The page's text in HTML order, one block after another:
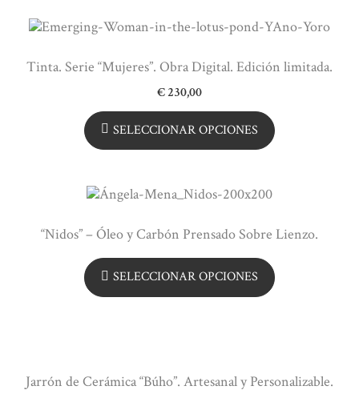
Tinta. Serie “Mujeres”. Obra Digital. Edición limitada.
€230,00
SELECCIONAR OPCIONES
“Nidos” – Óleo y Carbón Prensado Sobre Lienzo.
SELECCIONAR OPCIONES
Jarrón de Cerámica “Búho”. Artesanal y Personalizable.